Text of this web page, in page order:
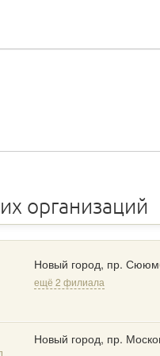
организаций
Новый город, пр.
ещё 2 филиала
Новый город, пр.